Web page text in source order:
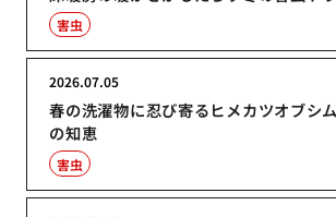
害虫
春の洗濯物に忍び寄るヒメカツオブシ
の知恵
2026.07.05
害虫